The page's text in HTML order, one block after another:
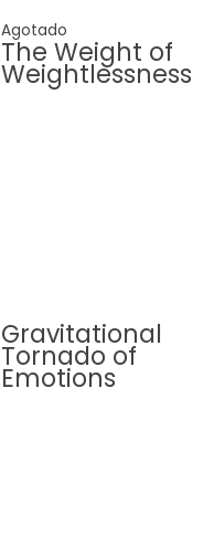
Agotado
The Weight of
Weightlessness
Gravitational
Tornado of
Emotions